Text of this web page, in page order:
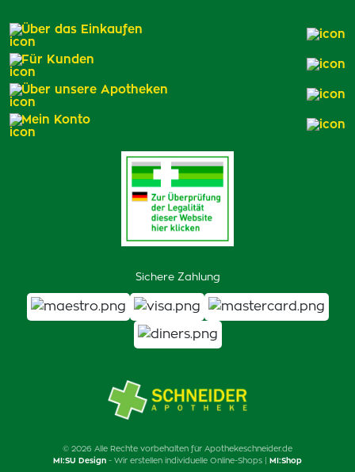
Sichere Zahlung
Über das Einkaufen
Für Kunden
Über unsere Apotheken
Mein Konto
© 2026 Alle Rechte vorbehalten für Apothekeschneider.de
MI:SU Design - Wir erstellen individuelle Online-Shops | MI:Shop